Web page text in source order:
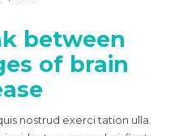
between
of brain
nostrud exerci tation ulla.